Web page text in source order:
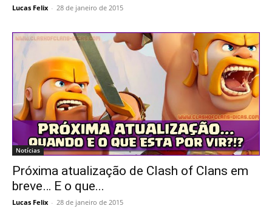
Lucas Felix - 28 de janeiro de 2015
Notícias
Próxima atualização de Clash of Clans em
breve… E o que...
Lucas Felix - 28 de janeiro de 2015